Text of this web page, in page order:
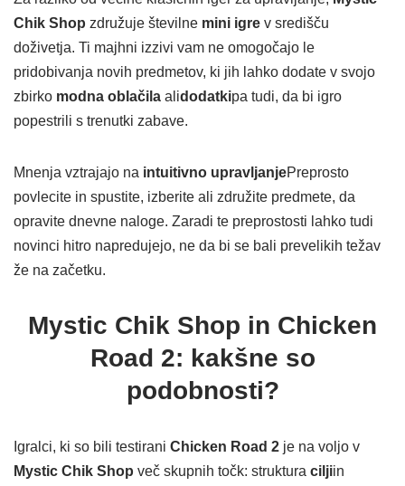
Chik Shop združuje številne mini igre v središču
doživetja. Ti majhni izzivi vam ne omogočajo le
pridobivanja novih predmetov, ki jih lahko dodate v svojo
zbirko modna oblačila alidodatkipa tudi, da bi igro
popestrili s trenutki zabave.
Mnenja vztrajajo na intuitivno upravljanjePreprosto
povlecite in spustite, izberite ali združite predmete, da
opravite dnevne naloge. Zaradi te preprostosti lahko tudi
novinci hitro napredujejo, ne da bi se bali prevelikih težav
že na začetku.
Mystic Chik Shop in Chicken
Road 2: kakšne so
podobnosti?
Igralci, ki so bili testirani Chicken Road 2 je na voljo v
Mystic Chik Shop več skupnih točk: struktura ciljiin